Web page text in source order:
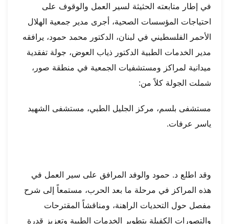
في إطار متابعته الحثيثة لسير العمل والوقوف على
احتياجات المؤسسات الصحية، أجرى مدير جمعية الهلال
الأحمر الفلسطيني في لبنان، الدكتور محمد حمود، يرافقه
مدير الخدمات الطبية الدكتور ذياب العوض، جولة تفقدية
ميدانية لمراكز ومستشفيات الجمعية في منطقة صور،
شملت الجولة كلاً من:
مستشفى بلسم، مركز الجليل الطبي، مستشفى الشهيد
ياسر عرفات.
وقد اطلع د. حمود والوفد المرافق على سير العمل في
هذه المراكز في مرحلة ما بعد الحرب، مستمعاً إلى شرح
مفصل حول التحديات الراهنة، ومناقشاً المقترحات
والتصورات الكفيلة بتطوير الخدمات الطبية وتعزيز قدرة